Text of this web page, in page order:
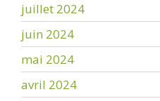
juillet 2024
juin 2024
mai 2024
avril 2024